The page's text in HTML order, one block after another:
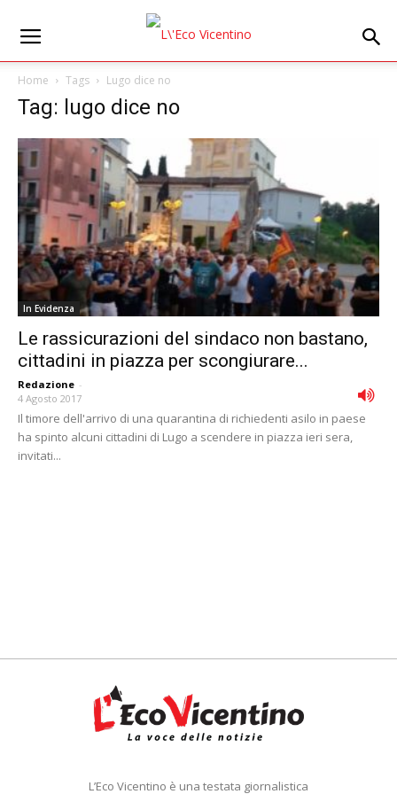
Home Tags Lugo dice no
Tag: lugo dice no
In Evidenza
Le rassicurazioni del sindaco non bastano,
cittadini in piazza per scongiurare...
Redazione -
4 Agosto 2017
Il timore dell'arrivo di una quarantina di richiedenti asilo in paese
ha spinto alcuni cittadini di Lugo a scendere in piazza ieri sera,
invitati...
L’Eco Vicentino è una testata giornalistica